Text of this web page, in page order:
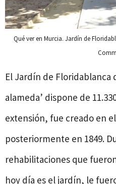
Qué ver en Murcia. Jardín de
El Jardín de Floridablanca
alameda’ dispone de
extensión, fue creado en
posteriormente en 1849.
rehabilitaciones que
hoy día es el jardín, le